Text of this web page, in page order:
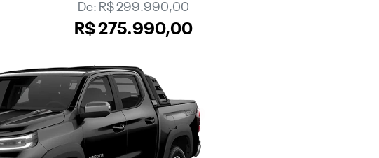
De: R$ 299.990,00
R$ 275.990,00